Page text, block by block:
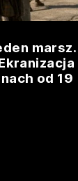
marsz.
od 19